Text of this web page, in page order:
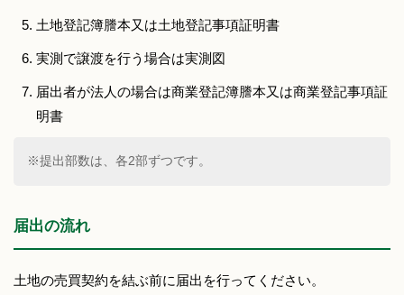
土地登記簿謄本又は土地登記事項証明書
実測で譲渡を行う場合は実測図
届出者が法人の場合は商業登記簿謄本又は商業登記事項証
明書
※提出部数は、各2部ずつです。
届出の流れ
土地の売買契約を結ぶ前に届出を行ってください。